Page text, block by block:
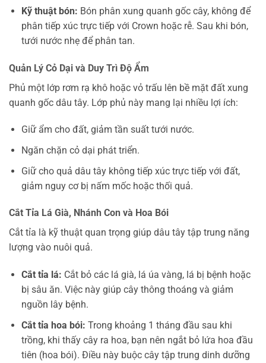
Kỹ thuật bón: Bón phân xung quanh gốc cây, không để
phân tiếp xúc trực tiếp với Crown hoặc rễ. Sau khi bón,
tưới nước nhẹ để phân tan.
Quản Lý Cỏ Dại và Duy Trì Độ Ẩm
Phủ một lớp rơm rạ khô hoặc vỏ trấu lên bề mặt đất xung
quanh gốc dâu tây. Lớp phủ này mang lại nhiều lợi ích:
Giữ ẩm cho đất, giảm tần suất tưới nước.
Ngăn chặn cỏ dại phát triển.
Giữ cho quả dâu tây không tiếp xúc trực tiếp với đất,
giảm nguy cơ bị nấm mốc hoặc thối quả.
Cắt Tỉa Lá Già, Nhánh Con và Hoa Bói
Cắt tỉa là kỹ thuật quan trọng giúp dâu tây tập trung năng
lượng vào nuôi quả.
Cắt tỉa lá: Cắt bỏ các lá già, lá úa vàng, lá bị bệnh hoặc
bị sâu ăn. Việc này giúp cây thông thoáng và giảm
nguồn lây bệnh.
Cắt tỉa hoa bói: Trong khoảng 1 tháng đầu sau khi
trồng, khi thấy cây ra hoa, bạn nên ngắt bỏ lứa hoa đầu
tiên (hoa bói). Điều này buộc cây tập trung dinh dưỡng